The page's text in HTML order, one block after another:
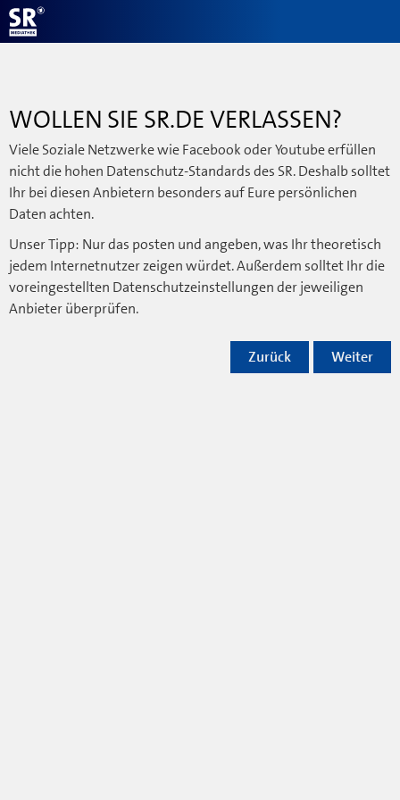
WOLLEN SIE SR.DE VERLASSEN?
Viele Soziale Netzwerke wie Facebook oder Youtube erfüllen
nicht die hohen Datenschutz-Standards des SR. Deshalb solltet
Ihr bei diesen Anbietern besonders auf Eure persönlichen
Daten achten.
Unser Tipp: Nur das posten und angeben, was Ihr theoretisch
jedem Internetnutzer zeigen würdet. Außerdem solltet Ihr die
voreingestellten Datenschutzeinstellungen der jeweiligen
Anbieter überprüfen.
Weiter
Zurück